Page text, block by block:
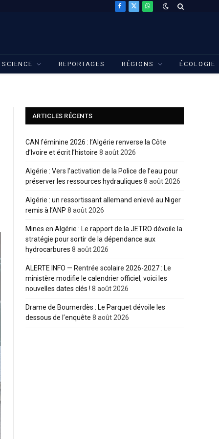
Facebook
X
WhatsApp
SCIENCE REPORTAGES RÉGIONS ÉCOLOGIE
ARTICLES RÉCENTS
CAN féminine 2026 : l’Algérie renverse la Côte
d’Ivoire et écrit l’histoire 8 août 2026
Algérie : Vers l’activation de la Police de l’eau pour
préserver les ressources hydrauliques 8 août 2026
Algérie : un ressortissant allemand enlevé au Niger
remis à l’ANP 8 août 2026
Mines en Algérie : Le rapport de la JETRO dévoile la
stratégie pour sortir de la dépendance aux
hydrocarbures 8 août 2026
ALERTE INFO — Rentrée scolaire 2026-2027 : Le
ministère modifie le calendrier officiel, voici les
nouvelles dates clés ! 8 août 2026
Drame de Boumerdès : Le Parquet dévoile les
dessous de l’enquête 8 août 2026